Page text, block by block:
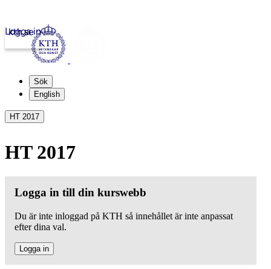
kth.se
Logga in
Sök
English
HT 2017
HT 2017
Logga in till din kurswebb
Du är inte inloggad på KTH så innehållet är inte anpassat
efter dina val.
Logga in